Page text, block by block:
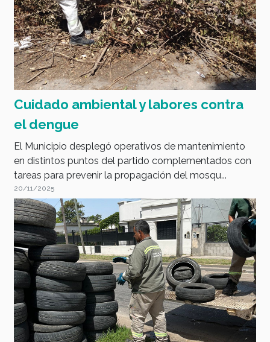
Cuidado ambiental y labores contra
el dengue
El Municipio desplegó operativos de mantenimiento
en distintos puntos del partido complementados con
tareas para prevenir la propagación del mosqu...
20/11/2025